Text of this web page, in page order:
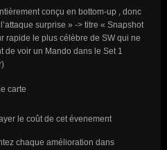
conçu en bottom-up , donc
surprise » -> titre « Snapshot
rapide le plus célèbre de SW qui ne
de voir un Mando dans le Set 1
carte
le coût de cet évenement
chaque amélioration dans